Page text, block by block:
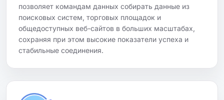
позволяет командам данных собирать данные из
поисковых систем, торговых площадок и
общедоступных веб-сайтов в больших масштабах,
сохраняя при этом высокие показатели успеха и
стабильные соединения.